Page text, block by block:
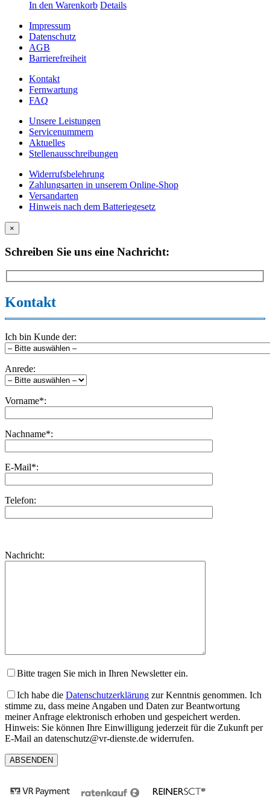
In den Warenkorb Details
Impressum
Datenschutz
AGB
Barrierefreiheit
Kontakt
Fernwartung
FAQ
Unsere Leistungen
Servicenummern
Aktuelles
Stellenausschreibungen
Widerrufsbelehrung
Zahlungsarten in unserem Online-Shop
Versandarten
Hinweis nach dem Batteriegesetz
×
Schreiben Sie uns eine Nachricht:
Kontakt
Ich bin Kunde der:
Anrede:
Vorname*:
Nachname*:
E-Mail*:
Telefon:
dieses
lasse
Nachricht:
Bitte tragen Sie mich in Ihren Newsletter ein.
Ich habe die Datenschutzerklärung zur Kenntnis genommen. Ich
stimme zu, dass meine Angaben und Daten zur Beantwortung
meiner Anfrage elektronisch erhoben und gespeichert werden.
Hinweis: Sie können Ihre Einwilligung jederzeit für die Zukunft per
E-Mail an datenschutz@vr-dienste.de widerrufen.